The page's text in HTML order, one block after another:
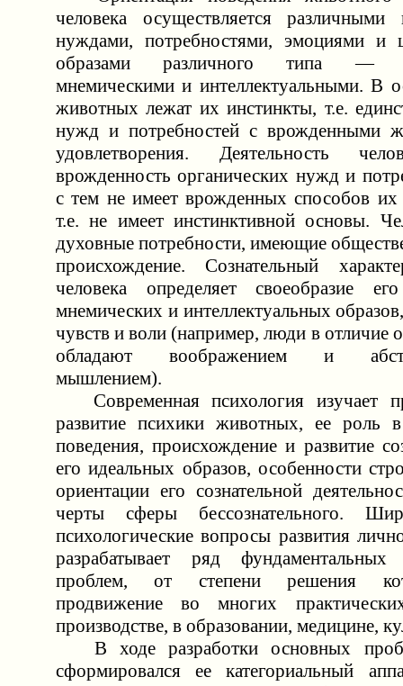
человека осуществляется
нуждами, потребностями, эмоциями и
образами различного типа —
мнемическими и интеллектуальными. В
животных лежат их инстинкты, т.е.
нужд и потребностей с врожденными
удовлетворения. Деятельность
врожденность органических нужд и
с тем не имеет врожденных способов их
т.е. не имеет инстинктивной основы.
духовные потребности, имеющие
происхождение. Сознательный
человека определяет своеобразие
мнемических и интеллектуальных
чувств и воли (например, люди в отличие
обладают воображением и
мышлением).
Современная психология изучает
развитие психики животных, ее роль
поведения, происхождение и развитие
его идеальных образов, особенности
ориентации его сознательной
черты сферы бессознательного.
психологические вопросы развития
разрабатывает ряд
проблем, от степени решения
продвижение во многих
производстве, в образовании, медицине,
В ходе разработки основных
сформировался ее категориальный